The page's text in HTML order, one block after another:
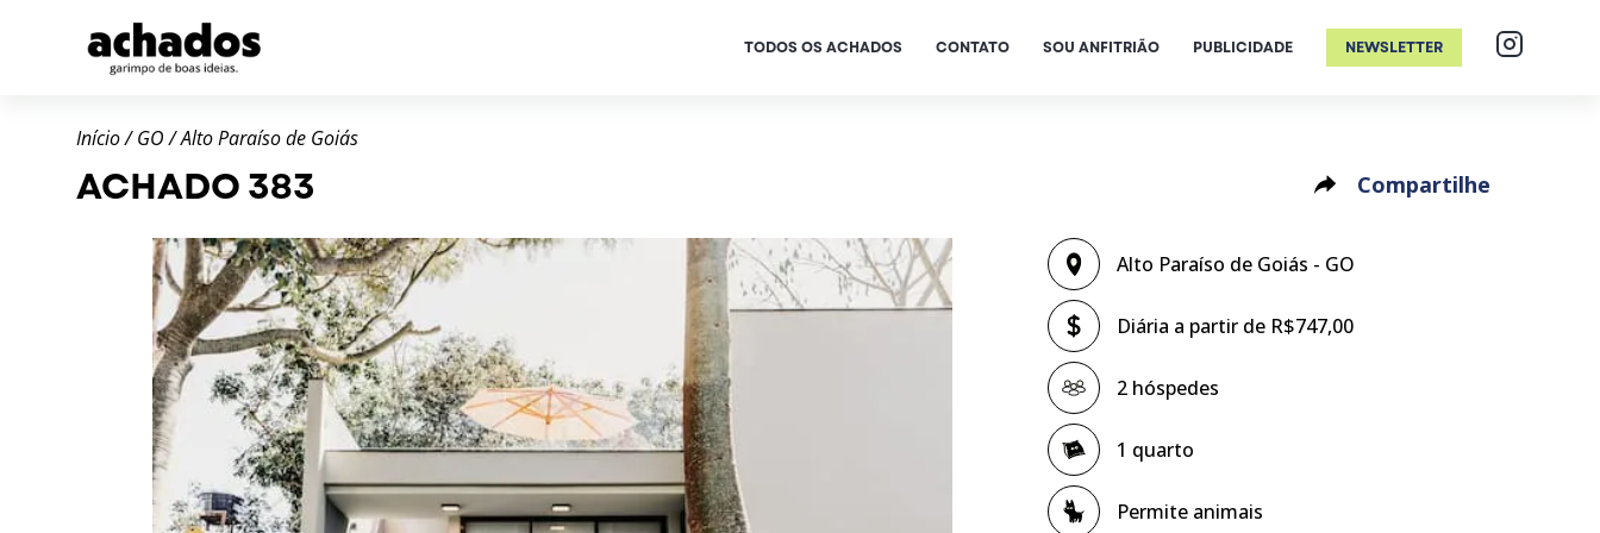
TODOS OS ACHADOS CONTATO SOU ANFITRIÃO PUBLICIDADE NEWSLETTER
Início/ GO /Alto Paraíso de Goiás
ACHADO 383 Compartilhe
Alto Paraíso de Goiás - GO
Diária a partir de R$747,00
2 hóspedes
1 quarto
Permite animais